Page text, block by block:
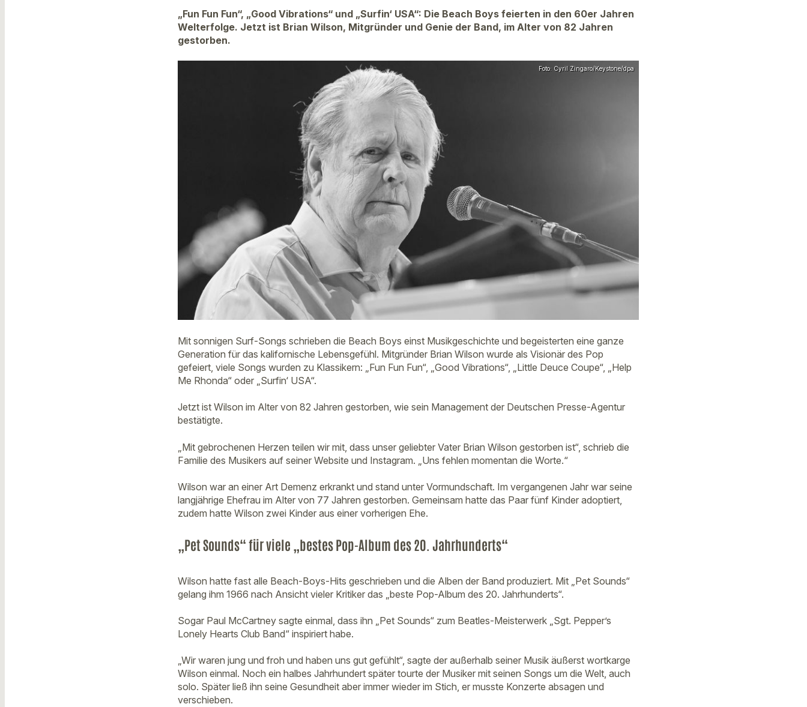
„Fun Fun Fun“, „Good Vibrations“ und „Surfin‘ USA“: Die Beach Boys feierten in den 60er Jahren
Welterfolge. Jetzt ist Brian Wilson, Mitgründer und Genie der Band, im Alter von 82 Jahren
gestorben.
Foto: Cyril Zingaro/Keystone/dpa
Mit sonnigen Surf-Songs schrieben die Beach Boys einst Musikgeschichte und begeisterten eine ganze
Generation für das kalifornische Lebensgefühl. Mitgründer Brian Wilson wurde als Visionär des Pop
gefeiert, viele Songs wurden zu Klassikern: „Fun Fun Fun“, „Good Vibrations“, „Little Deuce Coupe“, „Help
Me Rhonda“ oder „Surfin‘ USA“.
Jetzt ist Wilson im Alter von 82 Jahren gestorben, wie sein Management der Deutschen Presse-Agentur
bestätigte.
„Mit gebrochenen Herzen teilen wir mit, dass unser geliebter Vater Brian Wilson gestorben ist“, schrieb die
Familie des Musikers auf seiner Website und Instagram. „Uns fehlen momentan die Worte.“
Wilson war an einer Art Demenz erkrankt und stand unter Vormundschaft. Im vergangenen Jahr war seine
langjährige Ehefrau im Alter von 77 Jahren gestorben. Gemeinsam hatte das Paar fünf Kinder adoptiert,
zudem hatte Wilson zwei Kinder aus einer vorherigen Ehe.
„Pet Sounds“ für viele „bestes Pop-Album des 20. Jahrhunderts“
Wilson hatte fast alle Beach-Boys-Hits geschrieben und die Alben der Band produziert. Mit „Pet Sounds“
gelang ihm 1966 nach Ansicht vieler Kritiker das „beste Pop-Album des 20. Jahrhunderts“.
Sogar Paul McCartney sagte einmal, dass ihn „Pet Sounds“ zum Beatles-Meisterwerk „Sgt. Pepper’s
Lonely Hearts Club Band“ inspiriert habe.
„Wir waren jung und froh und haben uns gut gefühlt“, sagte der außerhalb seiner Musik äußerst wortkarge
Wilson einmal. Noch ein halbes Jahrhundert später tourte der Musiker mit seinen Songs um die Welt, auch
solo. Später ließ ihn seine Gesundheit aber immer wieder im Stich, er musste Konzerte absagen und
verschieben.